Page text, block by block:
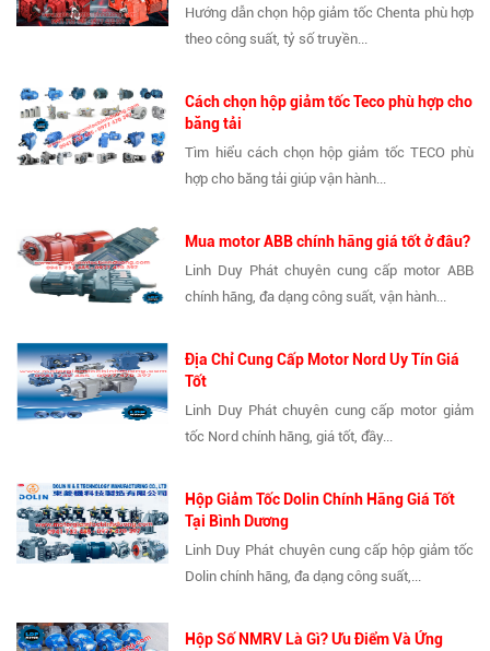
Hướng dẫn chọn hộp giảm tốc Chenta phù hợp
theo công suất, tỷ số truyền...
Cách chọn hộp giảm tốc Teco phù hợp cho
băng tải
Tìm hiểu cách chọn hộp giảm tốc TECO phù
hợp cho băng tải giúp vận hành...
Mua motor ABB chính hãng giá tốt ở đâu?
Linh Duy Phát chuyên cung cấp motor ABB
chính hãng, đa dạng công suất, vận hành...
Địa Chỉ Cung Cấp Motor Nord Uy Tín Giá
Tốt
Linh Duy Phát chuyên cung cấp motor giảm
tốc Nord chính hãng, giá tốt, đầy...
Hộp Giảm Tốc Dolin Chính Hãng Giá Tốt
Tại Bình Dương
Linh Duy Phát chuyên cung cấp hộp giảm tốc
Dolin chính hãng, đa dạng công suất,...
Hộp Số NMRV Là Gì? Ưu Điểm Và Ứng